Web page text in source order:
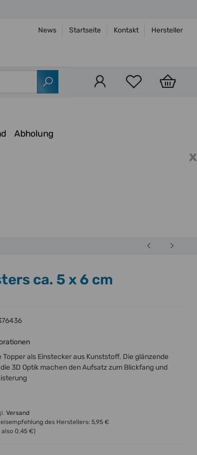
News Startseite Kontakt Hersteller
Abholung
x
ca. 5 x 6 cm
Topper als Einstecker aus Kunststoff. Die glänzende
3D Optik machen den Aufsatz zum Blickfang und
Versand
des Herstellers: 5,95 €
also 0,45 €)